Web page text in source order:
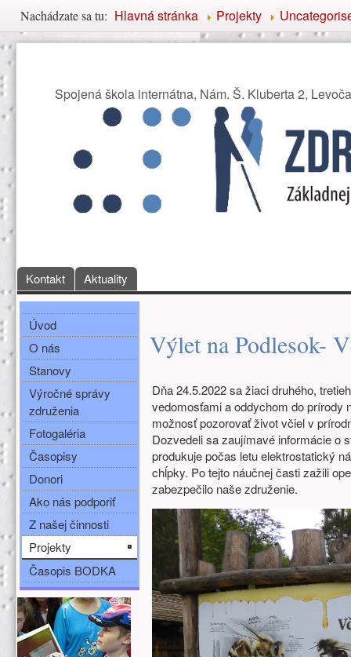
Nachádzate sa tu
Nachádzate sa tu: Hlavná stránka Projekty
Združenie priateľov
Spojená škola internátna, Nám. Š. Kluberta 2, Levoča
Hlavné menu
Kontakt Aktuality
Bočné menu
Úvod
O nás
Stanovy
Výročné správy
združenia
Fotogaléria
Časopisy
Donori
Ako nás podporiť
Z našej činnosti
Projekty
Časopis BODKA
Ďalšie zdroje (ľavý stĺpec)
Výlet na Podlesok-
Dňa 24.5.2022 sa žiaci druhého,
vedomosťami a oddychom do prírody
možnosť pozorovať život včiel v
Dozvedeli sa zaujímavé informácie o
produkuje počas letu elektrostatický
chĺpky. Po tejto náučnej časti zažili
zabezpečilo naše združenie.